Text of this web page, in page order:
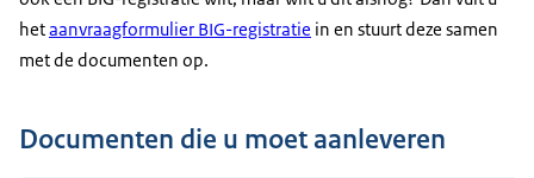
hetaanvraagformulier BIG-registratie in en stuurt deze samen
met de documenten op.
Documenten die u moet aanleveren